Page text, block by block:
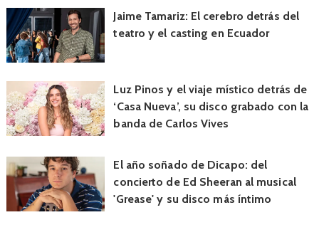
Jaime Tamariz: El cerebro detrás del
teatro y el casting en Ecuador
Luz Pinos y el viaje místico detrás de
‘Casa Nueva’, su disco grabado con la
banda de Carlos Vives
El año soñado de Dicapo: del
concierto de Ed Sheeran al musical
'Grease' y su disco más íntimo